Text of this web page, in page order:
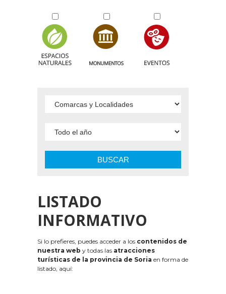
BUSCAR
LISTADO
INFORMATIVO
Si lo prefieres, puedes acceder a los contenidos de
nuestra web y todas las atracciones
turísticas de la provincia de Soria en forma de
listado, aquí: